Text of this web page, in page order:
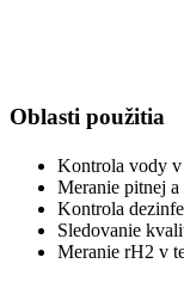
Oblasti použitia
Kontrola vody v
Meranie pitnej
Kontrola
Sledovanie
Meranie rH2 v